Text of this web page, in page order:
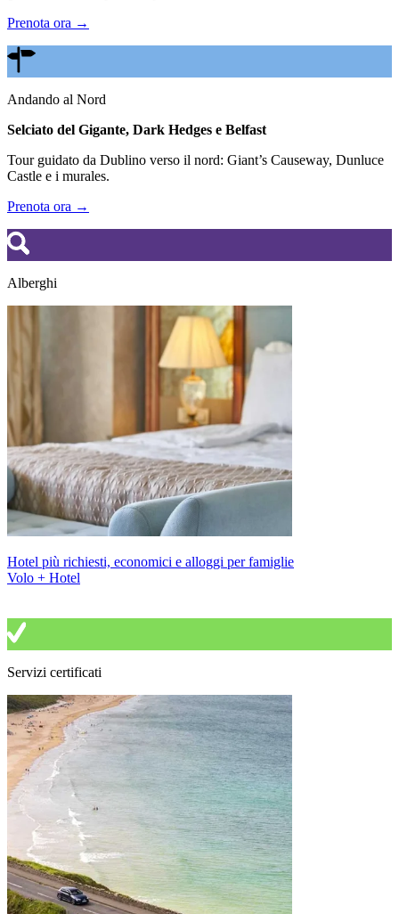
Prenota ora →
Andando al Nord
Selciato del Gigante, Dark Hedges e Belfast
Tour guidato da Dublino verso il nord: Giant’s Causeway, Dunluce
Castle e i murales.
Prenota ora →
Alberghi
Hotel più richiesti, economici e alloggi per famiglie
Volo + Hotel
Servizi certificati